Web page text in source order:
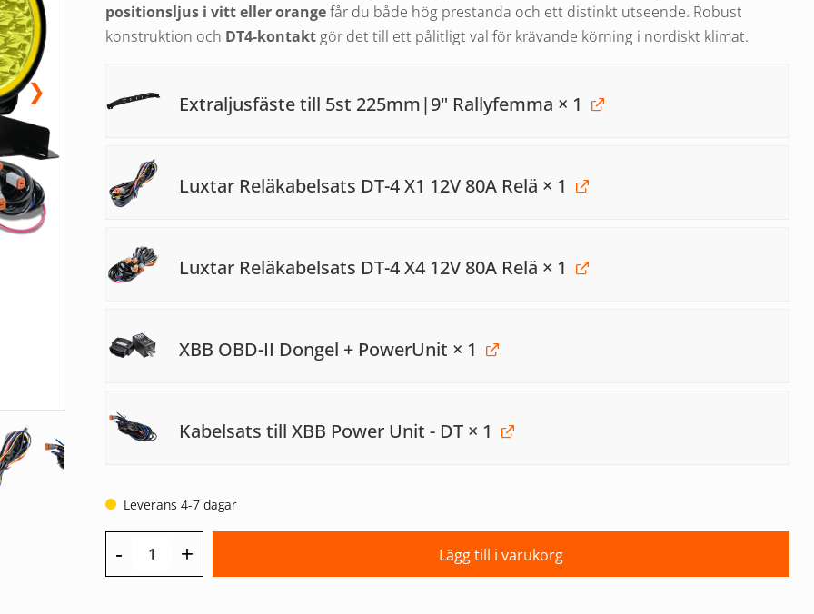
❯
positionsljus i vitt eller orangefår du både hög prestanda och ett distinkt utseende. Robust
konstruktion och DT4-kontakt gör det till ett pålitligt val för krävande körning i nordiskt klimat.
Extraljusfäste till 5st 225mm|9" Rallyfemma × 1
Luxtar Reläkabelsats DT-4 X1 12V 80A Relä × 1
Luxtar Reläkabelsats DT-4 X4 12V 80A Relä × 1
XBB OBD-II Dongel + PowerUnit × 1
Kabelsats till XBB Power Unit - DT × 1
Leverans 4-7 dagar
- + Lägg till i varukorg